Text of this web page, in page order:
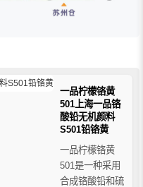
一品柠檬铬黄
501上海一品铬
酸铅无机颜料
S501铅铬黄
一品柠檬铬黄
501是一种采用
合成铬酸铅和硫